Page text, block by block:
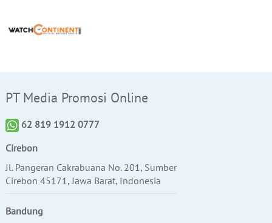
PT Media Promosi Online
62 819 1912 0777
Cirebon
Jl. Pangeran Cakrabuana No. 201, Sumber
Cirebon 45171, Jawa Barat, Indonesia
Bandung